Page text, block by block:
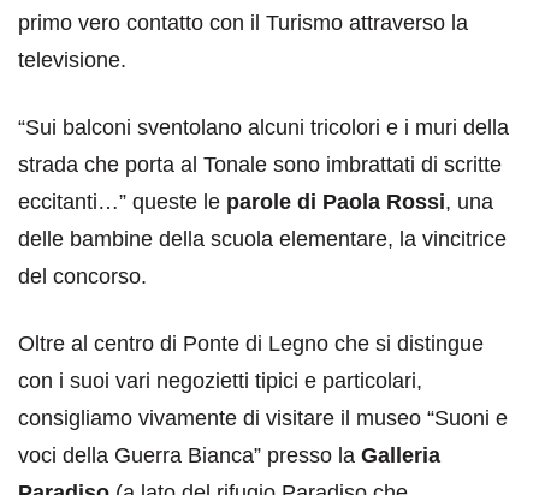
primo vero contatto con il Turismo attraverso la
televisione.
“Sui balconi sventolano alcuni tricolori e i muri della
strada che porta al Tonale sono imbrattati di scritte
eccitanti…” queste le parole di Paola Rossi, una
delle bambine della scuola elementare, la vincitrice
del concorso.
Oltre al centro di Ponte di Legno che si distingue
con i suoi vari negozietti tipici e particolari,
consigliamo vivamente di visitare il museo “Suoni e
voci della Guerra Bianca” presso la Galleria